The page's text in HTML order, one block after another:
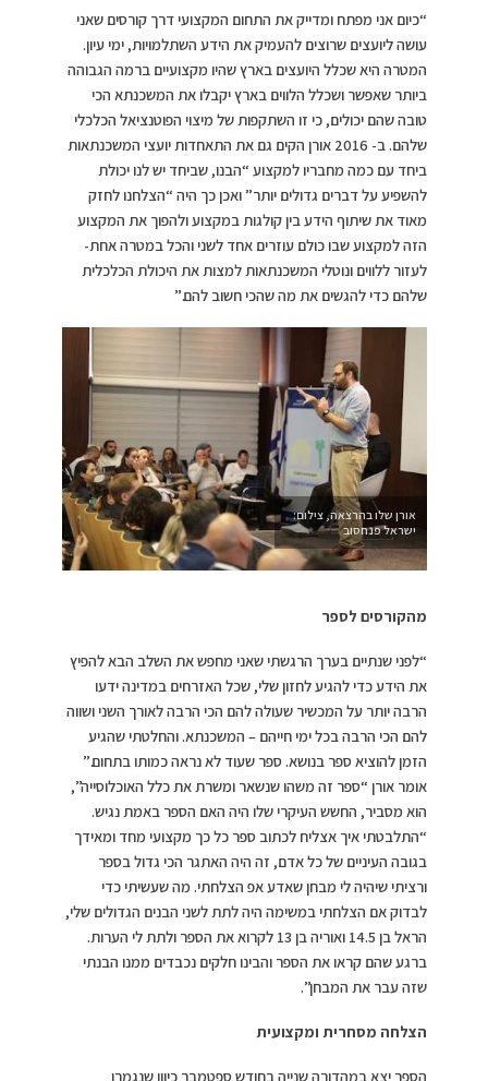
“כיום אני מפתח ומדייק את התחום המקצועי דרך קורסים שאני
עושה ליועצים שרוצים להעמיק את הידע השתלמויות, ימי עיון.
המטרה היא שכלל היועצים בארץ שהיו מקצועיים ברמה הגבוהה
ביותר שאפשר ושכלל הלווים בארץ יקבלו את המשכנתא הכי
טובה שהם יכולים, כי זו השתקפות של מיצוי הפוטנציאל הכלכלי
שלהם. ב- 2016 אורן הקים גם את התאחדות יועצי המשכנתאות
ביחד עם כמה מחבריו למקצוע “הבנו, שביחד יש לנו יכולת
להשפיע על דברים גדולים יותר” ואכן כך היה “הצלחנו לחזק
מאוד את שיתוף הידע בין קולגות במקצוע ולהפוך את המקצוע
הזה למקצוע שבו כולם עוזרים אחד לשני והכל במטרה אחת-
לעזור ללווים ונוטלי המשכנתאות למצות את היכולת הכלכלית
שלהם כדי להגשים את מה שהכי חשוב להם.”
אורן שלו בהרצאה, צילום:
ישראל פנחסוב
מהקורסים לספר
“לפני שנתיים בערך הרגשתי שאני מחפש את השלב הבא להפיץ
את הידע כדי להגיע לחזון שלי, שכל האזרחים במדינה ידעו
הרבה יותר על המכשיר שעולה להם הכי הרבה לאורך השני ושווה
להם הכי הרבה בכל ימי חייהם – המשכנתא. והחלטתי שהגיע
הזמן להוציא ספר בנושא. ספר שעוד לא נראה כמותו בתחום.”
אומר אורן “ספר זה משהו שנשאר ומשרת את כלל האוכלוסייה”,
הוא מסביר, החשש העיקרי שלו היה האם הספר באמת נגיש.
“התלבטתי איך אצליח לכתוב ספר כל כך מקצועי מחד ומאידך
בגובה העיניים של כל אדם, זה היה האתגר הכי גדול בספר
ורציתי שיהיה לי מבחן שאדע אפ הצלחתי. מה שעשיתי כדי
לבדוק אם הצלחתי במשימה היה לתת לשני הבנים הגדולים שלי,
הראל בן 14.5 ואוריה בן 13 לקרוא את הספר ולתת לי הערות.
ברגע שהם קראו את הספר והבינו חלקים נכבדים ממנו הבנתי
שזה עבר את המבחן”.
הצלחה מסחרית ומקצועית
הספר יצא במהדורה שנייה בחודש ספטמבר כיוון שנגמרו